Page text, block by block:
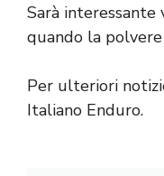
Sarà interessante
quando la
Per ulteriori
Italiano Enduro.